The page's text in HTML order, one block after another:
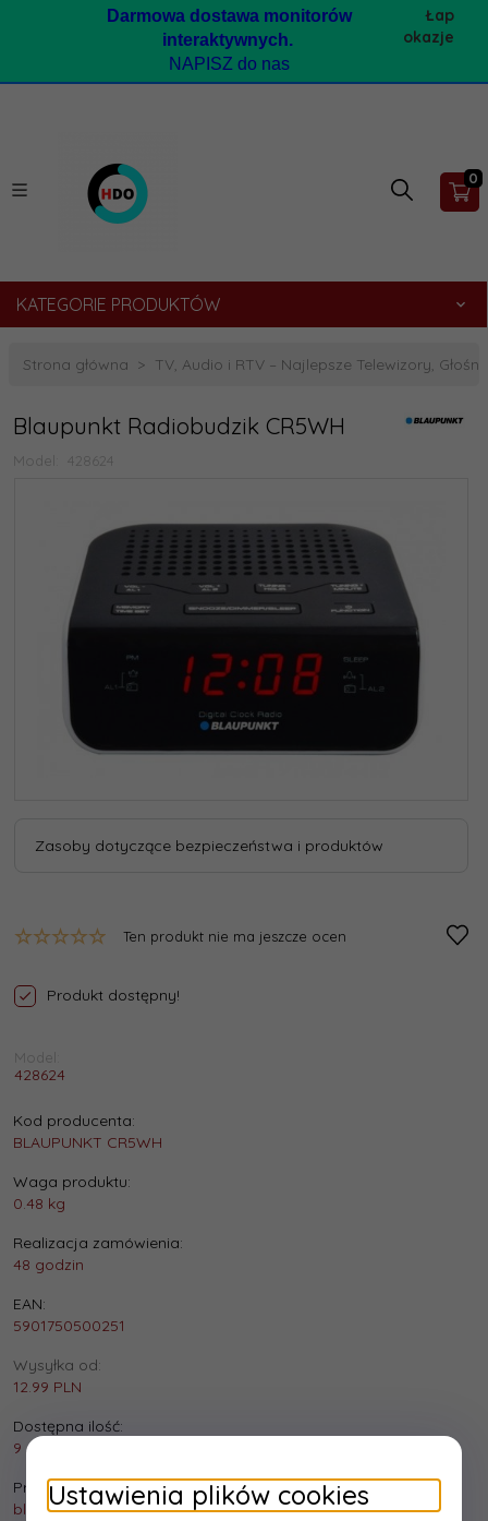
Darmowa dostawa monitorów
interaktywnych.
NAPISZ do nas
Łap
okazje
0
KATEGORIE PRODUKTÓW
Strona główna TV, Audio i RTV – Najlepsze Telewizory,
Blaupunkt Radiobudzik CR5WH
Model: 428624
Zasoby dotyczące bezpieczeństwa i produktów
Ten produkt nie ma jeszcze ocen
Produkt dostępny!
Model:
428624
Kod producenta:
BLAUPUNKT CR5WH
Waga produktu:
0.48 kg
Realizacja zamówienia:
48 godzin
EAN:
5901750500251
Wysyłka od:
12.99 PLN
Dostępna ilość:
9 szt.
Producent:
blaupunktUstawienia plików cookies